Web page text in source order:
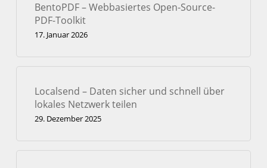
BentoPDF – Webbasiertes Open-Source-
PDF-Toolkit
17. Januar 2026
Localsend – Daten sicher und schnell über
lokales Netzwerk teilen
29. Dezember 2025